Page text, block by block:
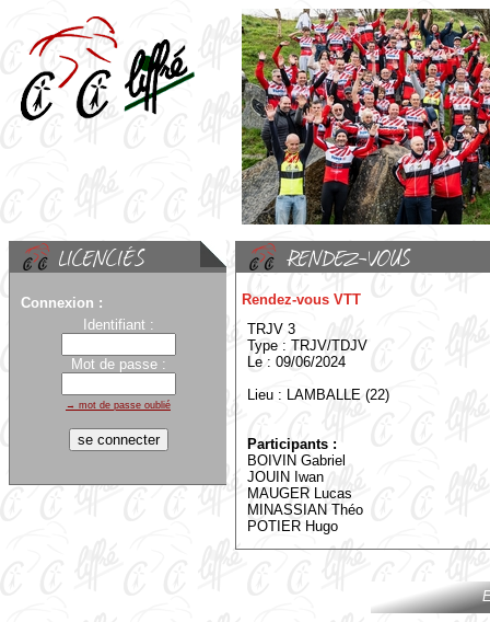
Connexion :
Identifiant :
Mot de passe :
→ mot de passe oublié
Rendez-vous VTT
TRJV 3
Type : TRJV/TDJV
Le : 09/06/2024
Lieu : LAMBALLE (22)
Participants :
BOIVIN Gabriel
JOUIN Iwan
MAUGER Lucas
MINASSIAN Théo
POTIER Hugo